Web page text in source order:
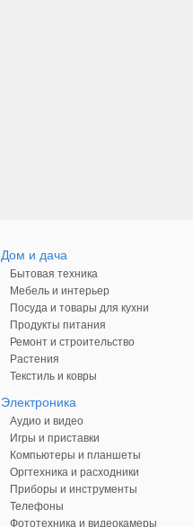
Дом и дача
Бытовая техника
Мебель и интерьер
Посуда и товары для кухни
Продукты питания
Ремонт и строительство
Растения
Текстиль и ковры
Электроника
Аудио и видео
Игры и приставки
Компьютеры и планшеты
Оргтехника и расходники
Приборы и инструменты
Телефоны
Фототехника и видеокамеры